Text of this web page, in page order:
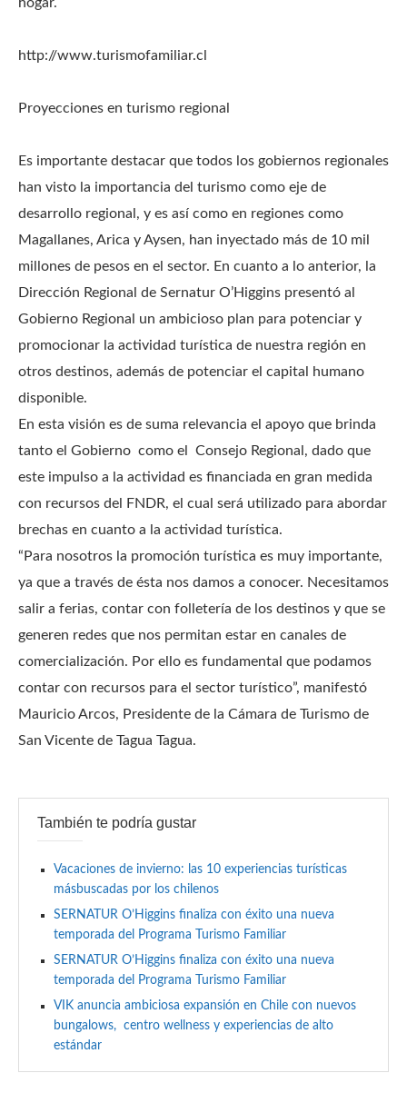
http://www.turismofamiliar.cl
Proyecciones en turismo regional
Es importante destacar que todos los gobiernos regionales
han visto la importancia del turismo como eje de
desarrollo regional, y es así como en regiones como
Magallanes, Arica y Aysen, han inyectado más de 10 mil
millones de pesos en el sector. En cuanto a lo anterior, la
Dirección Regional de Sernatur O’Higgins presentó al
Gobierno Regional un ambicioso plan para potenciar y
promocionar la actividad turística de nuestra región en
otros destinos, además de potenciar el capital humano
disponible.
En esta visión es de suma relevancia el apoyo que brinda
tanto el Gobierno como el Consejo Regional, dado que
este impulso a la actividad es financiada en gran medida
con recursos del FNDR, el cual será utilizado para abordar
brechas en cuanto a la actividad turística.
“Para nosotros la promoción turística es muy importante,
ya que a través de ésta nos damos a conocer. Necesitamos
salir a ferias, contar con folletería de los destinos y que se
generen redes que nos permitan estar en canales de
comercialización. Por ello es fundamental que podamos
contar con recursos para el sector turístico”, manifestó
Mauricio Arcos, Presidente de la Cámara de Turismo de
San Vicente de Tagua Tagua.
También te podría gustar
Vacaciones de invierno: las 10 experiencias turísticas
másbuscadas por los chilenos
SERNATUR O’Higgins finaliza con éxito una nueva
temporada del Programa Turismo Familiar
SERNATUR O’Higgins finaliza con éxito una nueva
temporada del Programa Turismo Familiar
VIK anuncia ambiciosa expansión en Chile con nuevos
bungalows, centro wellness y experiencias de alto
estándar